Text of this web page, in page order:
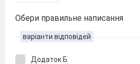
Обери правильне написання
варіанти відповідей
Додаток Б